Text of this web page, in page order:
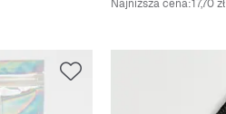
Najniższa cena:17,70 zł